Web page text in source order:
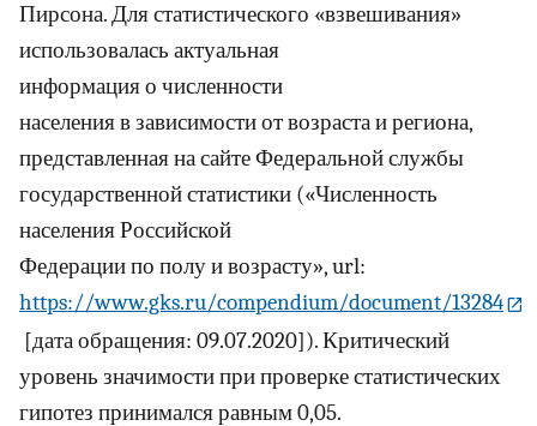
Пирсона. Для статистического «взвешивания»
использовалась актуальная
информация о численности
населения в зависимости от возраста и региона,
представленная на сайте Федеральной службы
государственной статистики («Численность
населения Российской
Федерации по полу и возрасту», url:
https://www.gks.ru/compendium/document/13284
[дата обращения: 09.07.2020]). Критический
уровень значимости при проверке статистических
гипотез принимался равным 0,05.